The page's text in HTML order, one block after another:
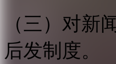
（三）对新
后发制度。